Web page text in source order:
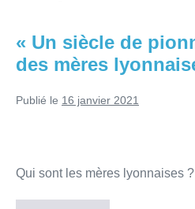
« Un siècle de
des mères
Publié le 16 janvier 2021
Qui sont les mères lyonnaises ?